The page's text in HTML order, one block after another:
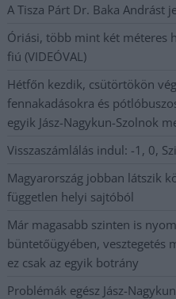
A Tisza Párt Dr. Baka Andrást
Óriási, több mint két méteres
fiú (VIDEÓVAL)
Hétfőn kezdik, csütörtökön
fennakadásokra és
egyik Jász-Nagykun-Szolnok
Visszaszámlálás indul: -1, 0,
Magyarország jobban látszik
független helyi sajtóból
Már magasabb szinten is
büntetőügyében, vesztegetés
ez csak az egyik botrány
Problémák egész Jász-